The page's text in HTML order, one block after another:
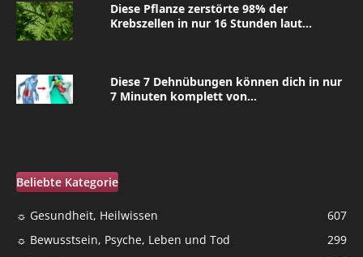
Diese Pflanze zerstörte 98% der
Krebszellen in nur 16 Stunden laut...
Diese 7 Dehnübungen können dich in nur
7 Minuten komplett von...
Beliebte Kategorie
☼ Gesundheit, Heilwissen
607
☼ Bewusstsein, Psyche, Leben und Tod
299